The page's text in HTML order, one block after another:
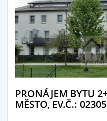
PRONÁJEM BYTU
MĚSTO, EV.Č.: 02305